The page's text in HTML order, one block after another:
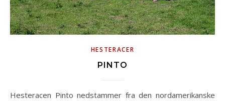
HESTERACER
PINTO
Hesteracen Pinto nedstammer fra den nordamerikanske